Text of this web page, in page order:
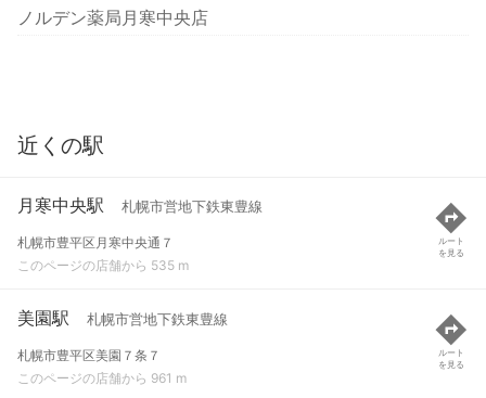
ノルデン薬局月寒中央店
近くの駅
月寒中央駅 札幌市営地下鉄東豊線
札幌市豊平区月寒中央通７
このページの店舗から 535 m
ルート
を見る
美園駅 札幌市営地下鉄東豊線
札幌市豊平区美園７条７
このページの店舗から 961 m
ルート
を見る